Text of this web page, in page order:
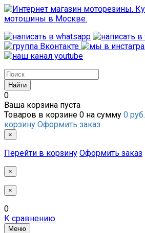
0
Ваша корзина пуста
Товаров в корзине 0 на сумму 0 руб.
корзину Оформить заказ
×
Перейти в корзину Оформить заказ
×
×
0
К сравнению
Меню